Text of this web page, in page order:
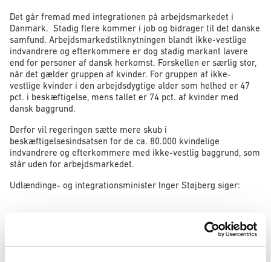
Det går fremad med integrationen på arbejdsmarkedet i
Danmark. Stadig flere kommer i job og bidrager til det danske
samfund. Arbejdsmarkedstilknytningen blandt ikke-vestlige
indvandrere og efterkommere er dog stadig markant lavere
end for personer af dansk herkomst. Forskellen er særlig stor,
når det gælder gruppen af kvinder. For gruppen af ikke-
vestlige kvinder i den arbejdsdygtige alder som helhed er 47
pct. i beskæftigelse, mens tallet er 74 pct. af kvinder med
dansk baggrund.
Derfor vil regeringen sætte mere skub i
beskæftigelsesindsatsen for de ca. 80.000 kvindelige
indvandrere og efterkommere med ikke-vestlig baggrund, som
står uden for arbejdsmarkedet.
Udlændinge- og integrationsminister Inger Støjberg siger:
”Det er helt afgørende, at vi får flere ikke-vestlige
kvinder i beskæftigelse. Det går fremad for
beskæftigelsen blandt flygtninge og indvandrere helt